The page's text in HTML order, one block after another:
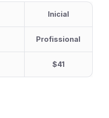
Inicial
Profissional
$41